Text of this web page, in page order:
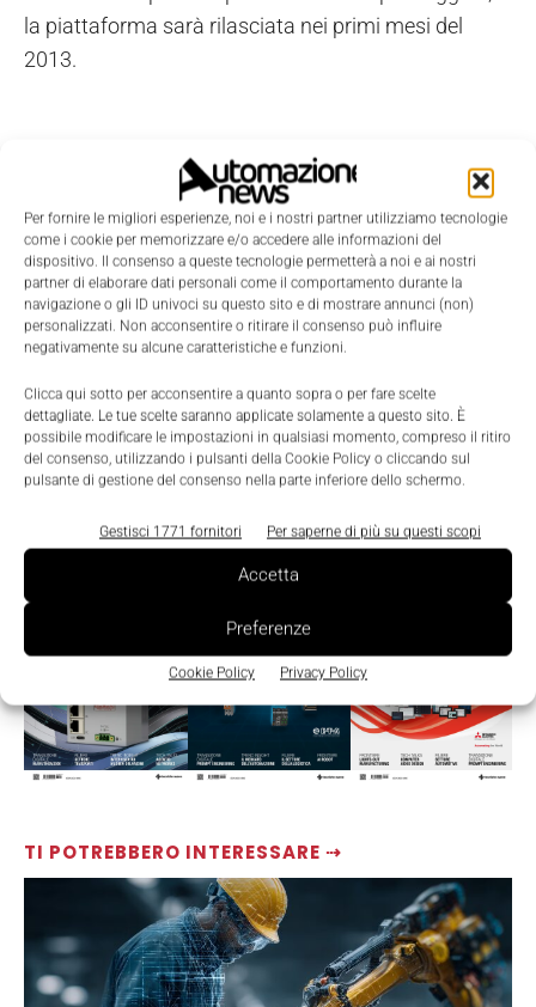
Per fornire le migliori esperienze, noi e i nostri partner utilizziamo tecnologie
come i cookie per memorizzare e/o accedere alle informazioni del
dispositivo. Il consenso a queste tecnologie permetterà a noi e ai nostri
partner di elaborare dati personali come il comportamento durante la
navigazione o gli ID univoci su questo sito e di mostrare annunci (non)
personalizzati. Non acconsentire o ritirare il consenso può influire
negativamente su alcune caratteristiche e funzioni.
Clicca qui sotto per acconsentire a quanto sopra o per fare scelte
dettagliate. Le tue scelte saranno applicate solamente a questo sito. È
possibile modificare le impostazioni in qualsiasi momento, compreso il ritiro
del consenso, utilizzando i pulsanti della Cookie Policy o cliccando sul
pulsante di gestione del consenso nella parte inferiore dello schermo.
Gestisci 1771 fornitori Per saperne di più su questi scopi
Accetta
Preferenze
Cookie Policy Privacy Policy
LEGGI LA RIVISTA ⇢
TI POTREBBERO INTERESSARE ⇢
la piattaforma sarà rilasciata nei primi mesi del
2013.